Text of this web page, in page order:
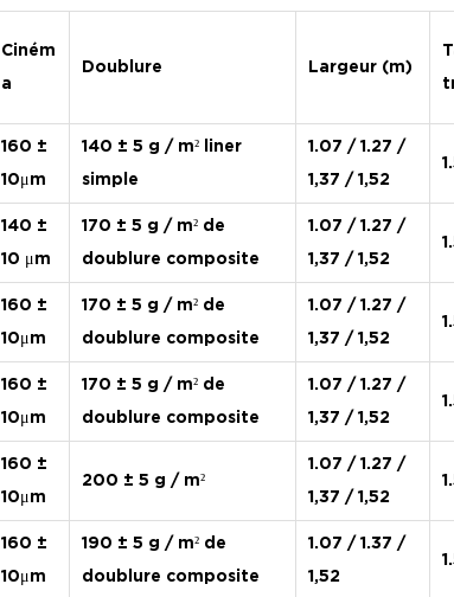
Ciném
a
Doublure Largeur (m)
160 ±
10μm
140 ± 5 g / m² liner
simple
1.07 / 1.27 /
1,37 / 1,52
140 ±
10 μm
170 ± 5 g / m² de
doublure composite
1.07 / 1.27 /
1,37 / 1,52
160 ±
10μm
170 ± 5 g / m² de
doublure composite
1.07 / 1.27 /
1,37 / 1,52
160 ±
10μm
170 ± 5 g / m² de
doublure composite
1.07 / 1.27 /
1,37 / 1,52
160 ±
10μm
200 ± 5 g / m²
1.07 / 1.27 /
1,37 / 1,52
160 ±
10μm
190 ± 5 g / m² de
doublure composite
1.07 / 1.37 /
1,52